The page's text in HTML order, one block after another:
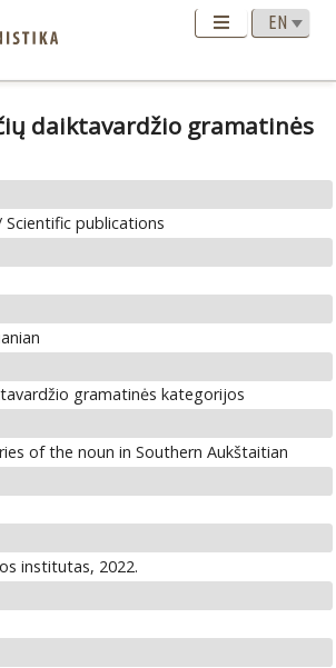
daiktavardžio gramatinės
publications
gramatinės kategorijos
of the noun in Southern Aukštaitian
institutas, 2022.